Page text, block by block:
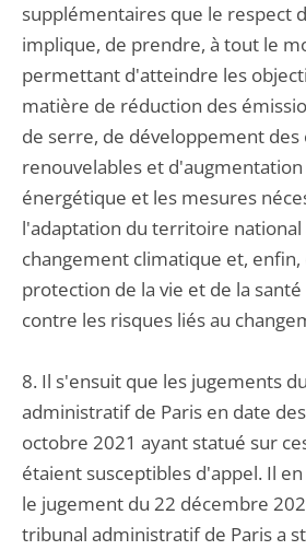
supplémentaires que le respect
implique, de prendre, à tout le
permettant d'atteindre les
matière de réduction des
de serre, de développement des
renouvelables et
énergétique et les mesures
l'adaptation du territoire national
changement climatique et, enfin,
protection de la vie et de la
contre les risques liés au
8. Il s'ensuit que les jugements
administratif de Paris en date
octobre 2021 ayant statué sur
étaient susceptibles d'appel. Il
le jugement du 22 décembre
tribunal administratif de Paris a